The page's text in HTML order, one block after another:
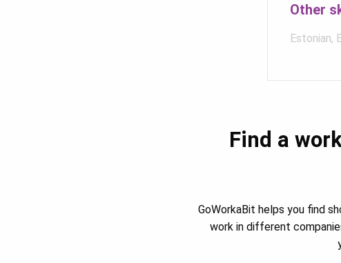
Other
Estonian,
Find a
GoWorkaBit helps you find
work in different